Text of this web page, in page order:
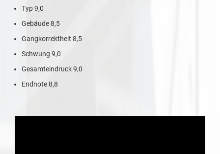
Typ 9,0
Gebäude 8,5
Gangkorrektheit 8,5
Schwung 9,0
Gesamteindruck 9,0
Endnote 8,8